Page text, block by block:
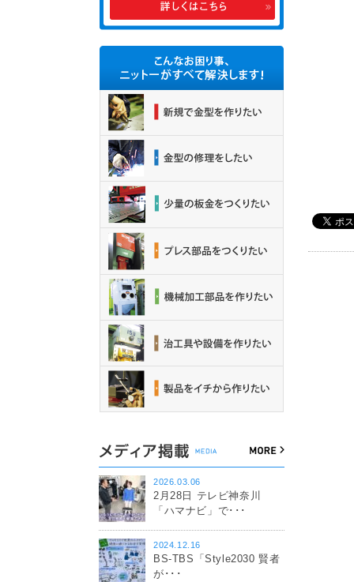
2026.03.06
2月28日 テレビ神奈川
「ハマナビ」で･･･
2024.12.16
BS-TBS「Style2030 賢者
が･･･